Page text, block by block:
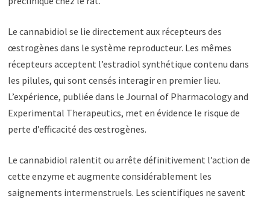
Le cannabidiol se lie directement aux récepteurs des
œstrogènes dans le système reproducteur. Les mêmes
récepteurs acceptent l’estradiol synthétique contenu dans
les pilules, qui sont censés interagir en premier lieu.
L’expérience, publiée dans le Journal of Pharmacology and
Experimental Therapeutics, met en évidence le risque de
perte d’efficacité des œstrogènes.
Le cannabidiol ralentit ou arrête définitivement l’action de
cette enzyme et augmente considérablement les
saignements intermenstruels. Les scientifiques ne savent